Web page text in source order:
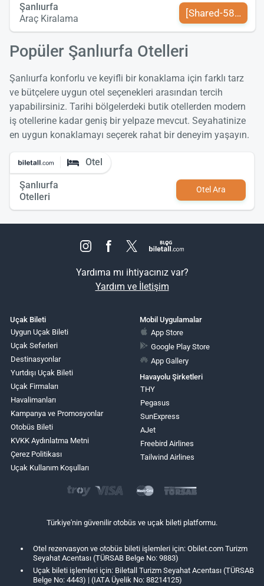
Şanlıurfa
Araç Kiralama
[Shared-589-tr-
Popüler Şanlıurfa Otelleri
Şanlıurfa konforlu ve keyifli bir konaklama için farklı tarz
ve bütçelere uygun otel seçenekleri arasından tercih
yapabilirsiniz. Tarihi bölgelerdeki butik otellerden modern
iş otellerine kadar geniş bir yelpaze mevcut. Seyahatinize
en uygun konaklamayı seçerek rahat bir deneyim yaşayın.
Otel
Şanlıurfa
Otelleri
Otel Ara
Yardıma mı ihtiyacınız var?
Yardım ve İletişim
Uçak Bileti
Uygun Uçak Bileti
Uçak Seferleri
Destinasyonlar
Yurtdışı Uçak Bileti
Uçak Firmaları
Havalimanları
Kampanya ve Promosyonlar
Otobüs Bileti
KVKK Aydınlatma Metni
Çerez Politikası
Uçak Kullanım Koşulları
Mobil Uygulamalar
App Store
Google Play Store
App Gallery
Havayolu Şirketleri
THY
Pegasus
SunExpress
AJet
Freebird Airlines
Tailwind Airlines
Türkiye'nin güvenilir otobüs ve uçak bileti platformu.
Otel rezervasyon ve otobüs bileti işlemleri için: Obilet.com Turizm
Seyahat Acentası (TÜRSAB Belge No: 9883)
Uçak bileti işlemleri için: Biletall Turizm Seyahat Acentası (TÜRSAB
Belge No: 4443) | (IATA Üyelik No: 88214125)